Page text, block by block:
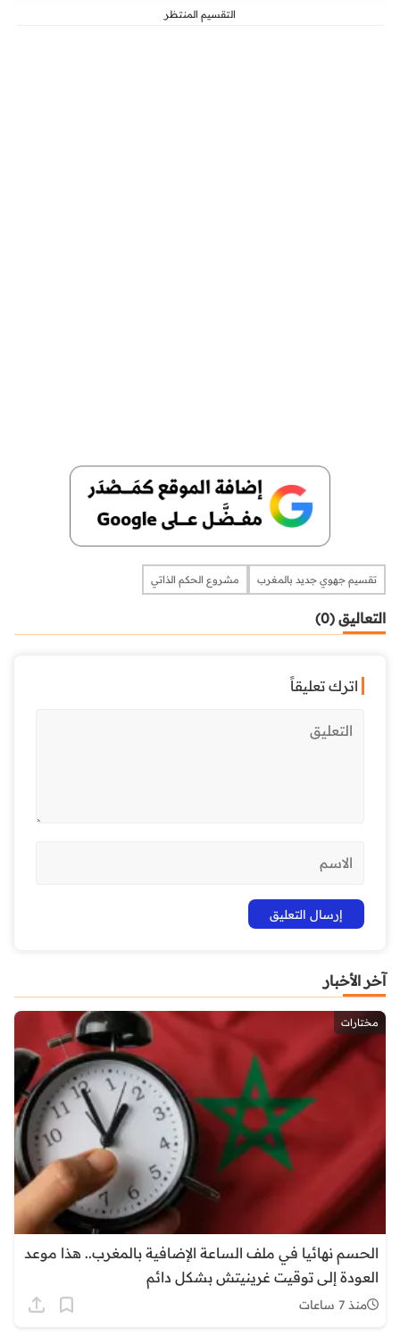
التقسيم المنتظر
تقسيم جهوي جديد بالمغرب مشروع الحكم الذاتي
التعاليق (0)
اترك تعليقاً
آخر الأخبار
مختارات
الحسم نهائيا في ملف الساعة الإضافية بالمغرب.. هذا موعد
العودة إلى توقيت غرينيتش بشكل دائم
منذ 7 ساعات